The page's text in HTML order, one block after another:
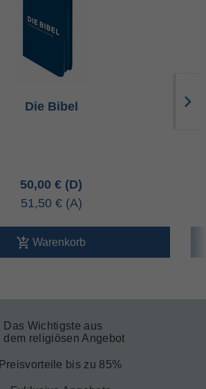
Die Bibel
50,00 €
51,50 €
Warenkorb
Das Wichtigste aus
dem religiösen Angebot
Preisvorteile bis zu 85%